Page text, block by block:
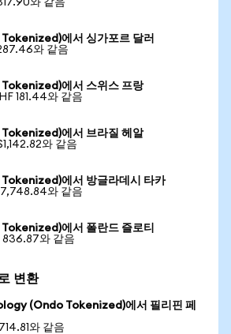
와 같음
에서 싱가포르 달러
와 같음
에서 스위스 프랑
181.44와 같음
에서 브라질 헤알
와 같음
에서 방글라데시 타카
와 같음
에서 폴란드 즐로티
836.87와 같음
변환
(Ondo Tokenized)에서 필리핀 페
와 같음